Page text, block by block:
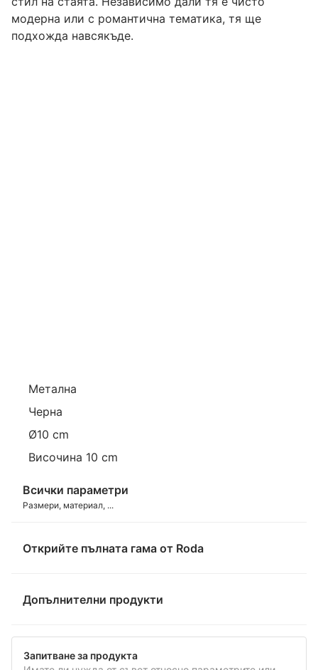
модерна или с романтична тематика, тя ще
подхожда навсякъде.
Метална
Черна
Ø10 cm
Височина 10 cm
Всички параметри
Размери, материал, ...
Открийте пълната гама от Roda
Допълнителни продукти
Запитване за продукта